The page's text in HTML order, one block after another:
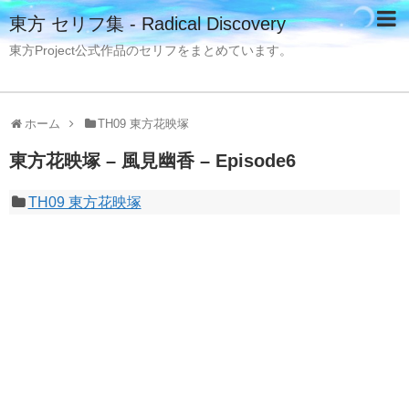
東方 セリフ集 - Radical Discovery
東方Project公式作品のセリフをまとめています。
ホーム TH09 東方花映塚
東方花映塚 – 風見幽香 – Episode6
TH09 東方花映塚